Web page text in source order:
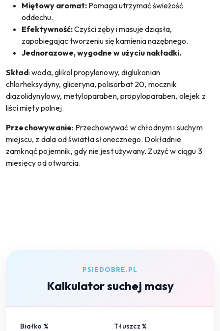
Miętowy aromat: Pomaga utrzymać świeżość
oddechu.
Efektywność:Czyści zęby i masuje dziąsła,
zapobiegając tworzeniu się kamienia nazębnego.
Jednorazowe, wygodne w użyciu nakładki.
Skład: woda, glikol propylenowy, diglukonian
chlorheksydyny, gliceryna, polisorbat 20, mocznik
diazolidynylowy, metyloparaben, propyloparaben, olejek z
liści mięty polnej.
Przechowywanie: Przechowywać w chłodnym i suchym
miejscu, z dala od światła słonecznego. Dokładnie
zamknąć pojemnik, gdy nie jest używany. Zużyć w ciągu 3
miesięcy od otwarcia.
PSIEDOBRE.PL
Kalkulator suchej masy
Białko % Tłuszcz %